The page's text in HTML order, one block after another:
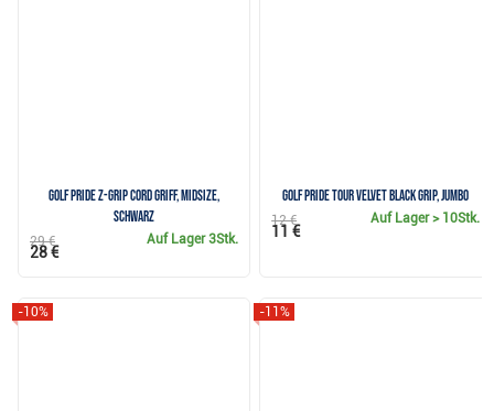
Golf Pride Z-Grip Cord Griff, MIDSIZE,
schwarz
Auf Lager3Stk.
29 €
28 €
Golf Pride Tour Velvet Black Grip, JUMBO
Auf Lager> 10Stk.
12 €
11 €
-10% -11%